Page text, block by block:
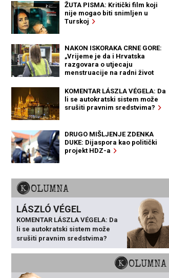
ŽUTA PISMA: Kritički film koji
nije mogao biti snimljen u
Turskoj
NAKON ISKORAKA CRNE GORE:
„Vrijeme je da i Hrvatska
razgovara o utjecaju
menstruacije na radni život
KOMENTAR LÁSZLA VÉGELA: Da
li se autokratski sistem može
srušiti pravnim sredstvima?
DRUGO MIŠLJENJE ZDENKA
DUKE: Dijaspora kao politički
projekt HDZ-a
KOLUMNA
LÁSZLÓ VÉGEL
KOMENTAR LÁSZLA VÉGELA: Da
li se autokratski sistem može
srušiti pravnim sredstvima?
KOLUMNA